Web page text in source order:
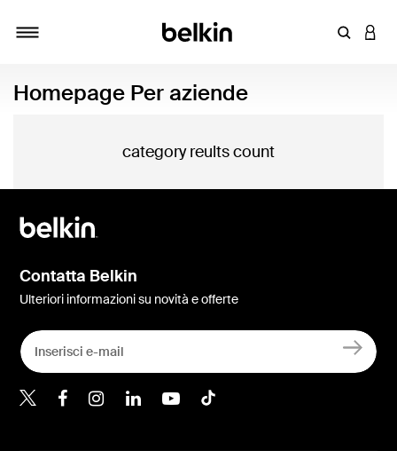
Inserisci
Homepage Per aziende
category reults count
Contatta Belkin
Ulteriori informazioni su novità e offerte
Belkin Twitter
Belkin Facebook
Belkin Instagram
Belkin LinkedIn
Belkin Youtube
Belkin TikTok